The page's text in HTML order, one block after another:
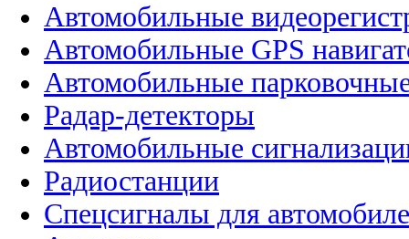
Автомобильные
Автомобильные GPS
Автомобильные
Радар-детекторы
Автомобильные
Радиостанции
Спецсигналы для